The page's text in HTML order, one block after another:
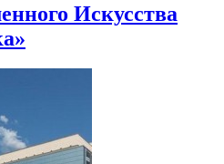
Искусства